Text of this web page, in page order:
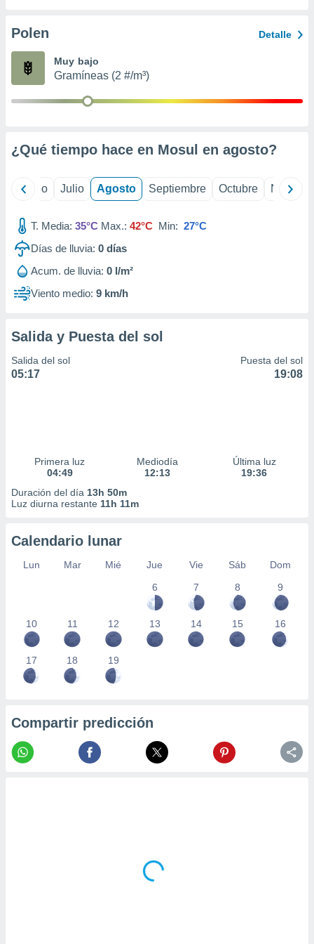
e
mediante
de
Polen Detalle
Muy bajo
Gramíneas (2 #/m³)
¿Qué tiempo hace en Mosul en agosto?
Junio Julio Agosto Septiembre Octubre
T. Media: 35°C Max.: 42°C Min: 27°C
Días de lluvia: 0 días
Acum. de lluvia: 0 l/m²
Viento medio: 9 km/h
Salida y Puesta del sol
Salida del sol
05:17
Puesta del sol
19:08
Primera luz
04:49
Mediodía
12:13
Última luz
19:36
Duración del día 13h 50m
Luz diurna restante 11h 11m
Calendario lunar
Lun Mar Mié Jue Vie Sáb
Dom
6
7 8 9
10 11 12 13 14 15 16
17 18 19
Compartir predicción